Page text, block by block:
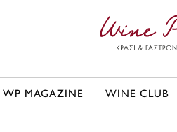
WP MAGAZINE WINE CLUB